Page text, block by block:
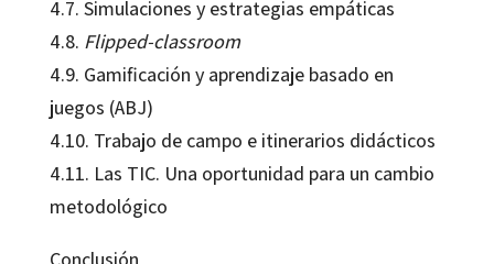
4.7. Simulaciones y estrategias empáticas
4.8. Flipped-classroom
4.9. Gamificación y aprendizaje basado en
juegos (ABJ)
4.10. Trabajo de campo e itinerarios didácticos
4.11. Las TIC. Una oportunidad para un cambio
metodológico
Conclusión